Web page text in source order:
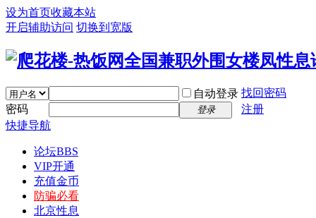
设为首页收藏本站
开启辅助访问 切换到宽版
自动登录 找回密码
密码
登录
注册
快捷导航
论坛BBS
VIP开通
充值金币
防骗必看
北京性息